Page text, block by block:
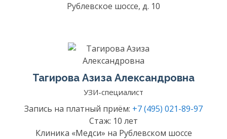
Рублевское шоссе, д. 10
Тагирова Азиза Александровна
УЗИ-специалист
Запись на платный приём: +7 (495) 021-89-97
Стаж: 10 лет
Клиника «Медси» на Рублевском шоссе